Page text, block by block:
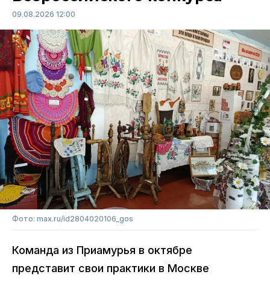
09.08.2026 12:00
Фото: max.ru/id2804020106_gos
Команда из Приамурья в октябре
представит свои практики в Москве